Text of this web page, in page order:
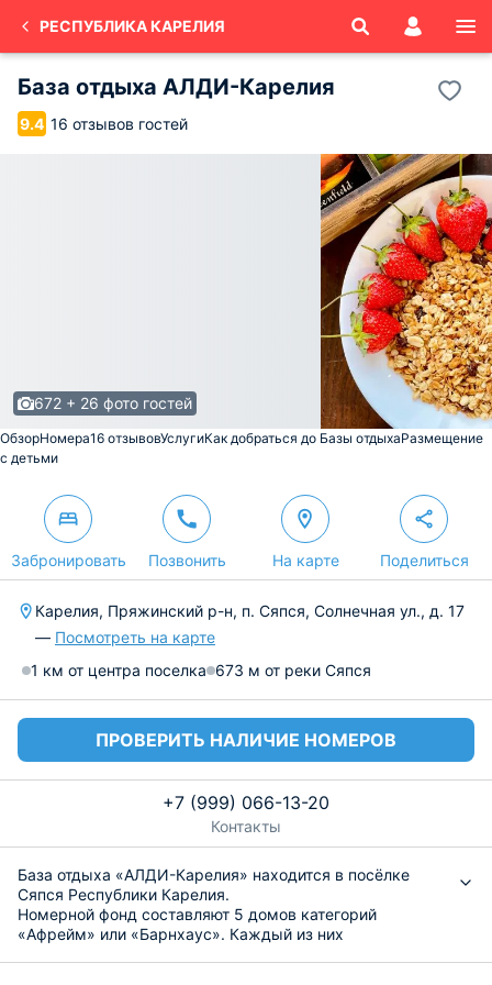
РЕСПУБЛИКА КАРЕЛИЯ
База отдыха АЛДИ-Карелия
9.4 16 отзывов гостей
672 + 26 фото гостей
ОбзорНомера16 отзывовУслугиКак добраться до Базы отдыхаРазмещение
с детьми
Забронировать Позвонить На карте Поделиться
Карелия, Пряжинский р-н, п. Сяпся, Солнечная ул., д. 17
— Посмотреть на карте
1 км от центра поселка 673 м от реки Сяпся
ПРОВЕРИТЬ НАЛИЧИЕ НОМЕРОВ
+7 (999) 066-13-20
Контакты
База отдыха «АЛДИ-Карелия» находится в посёлке
Сяпся Республики Карелия.
Номерной фонд составляют 5 домов категорий
«Афрейм» или «Барнхаус». Каждый из них